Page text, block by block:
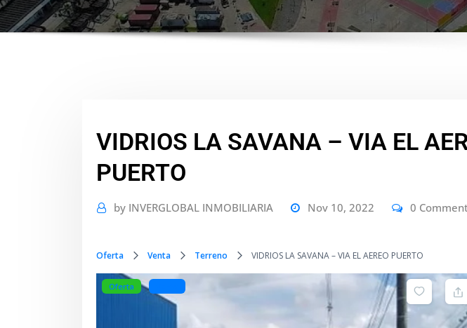
VIDRIOS LA SAVANA – VIA EL
PUERTO
by INVERGLOBAL INMOBILIARIA Nov 10, 2022 0
Oferta Venta Terreno VIDRIOS LA SAVANA – VIA EL AEREO PUERTO
Oferta